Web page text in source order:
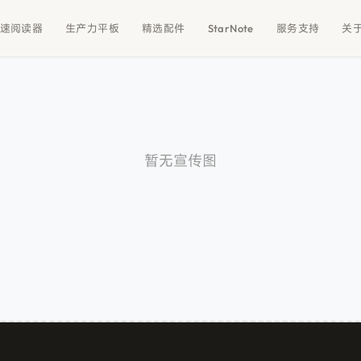
阅读器 生产力平板 精选配件 StarNote 服务支持 关
暂无宣传图